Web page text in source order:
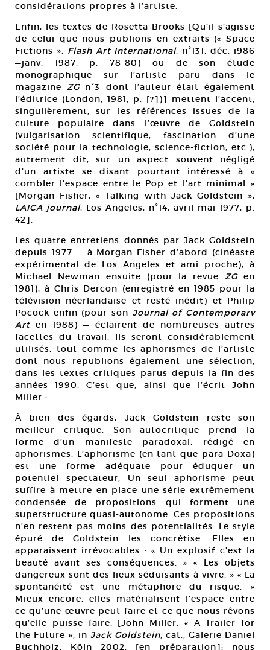
considérations propres à l’artiste.
Enfin, les textes de Rosetta Brooks [Qu’il s’agisse
de celui que nous publions en extraits (« Space
Fictions », Flash Art International, n°131, déc. i986
—janv. 1987, p. 78-80) ou de son étude
monographique sur l’artiste paru dans le
magazineZGn°3 dont l’auteur était également
l’éditrice (London, 1981, p. [?])] mettent l’accent,
singulièrement, sur les références issues de la
culture populaire dans l’œuvre de Goldstein
(vulgarisation scientifique, fascination d’une
société pour la technologie, science-fiction, etc.),
autrement dit, sur un aspect souvent négligé
d’un artiste se disant pourtant intéressé à «
combler l’espace entre le Pop et l’art minimal »
[Morgan Fisher, « Talking with Jack Goldstein »,
LAICA journal, Los Angeles, n°14, avril-mai 1977, p.
42].
Les quatre entretiens donnés par Jack Goldstein
depuis 1977 — à Morgan Fisher d’abord (cinéaste
expérimental de Los Angeles et ami proche), à
Michael Newman ensuite (pour la revueZGen
1981), à Chris Dercon (enregistré en 1985 pour la
télévision néerlandaise et resté inédit) et Philip
Pocock enfin (pour son Journal of Contemporarv
Art en 1988) — éclairent de nombreuses autres
facettes du travail. Ils seront considérablement
utilisés, tout comme les aphorismes de l’artiste
dont nous republions également une sélection,
dans les textes critiques parus depuis la fin des
années 1990. C’est que, ainsi que l’écrit John
Miller :
À bien des égards, Jack Goldstein reste son
meilleur critique. Son autocritique prend la
forme d’un manifeste paradoxal, rédigé en
aphorismes. L’aphorisme (en tant que para-Doxa)
est une forme adéquate pour éduquer un
potentiel spectateur, Un seul aphorisme peut
suffire à mettre en place une série extrêmement
condensée de propositions qui forment une
superstructure quasi-autonome. Ces propositions
n’en restent pas moins des potentialités. Le style
épuré de Goldstein les concrétise. Elles en
apparaissent irrévocables : « Un explosif c’est la
beauté avant ses conséquences. » « Les objets
dangereux sont des lieux séduisants à vivre. » « La
spontanéité est une métaphore du risque. »
Mieux encore, elles matérialisent l’espace entre
ce qu’une œuvre peut faire et ce que nous rêvons
qu’elle puisse faire. [John Miller, « A Trailer for
the Future », in Jack Goldstein, cat., Galerie Daniel
Buchholz, Köln 2002, [en préparation]; nous